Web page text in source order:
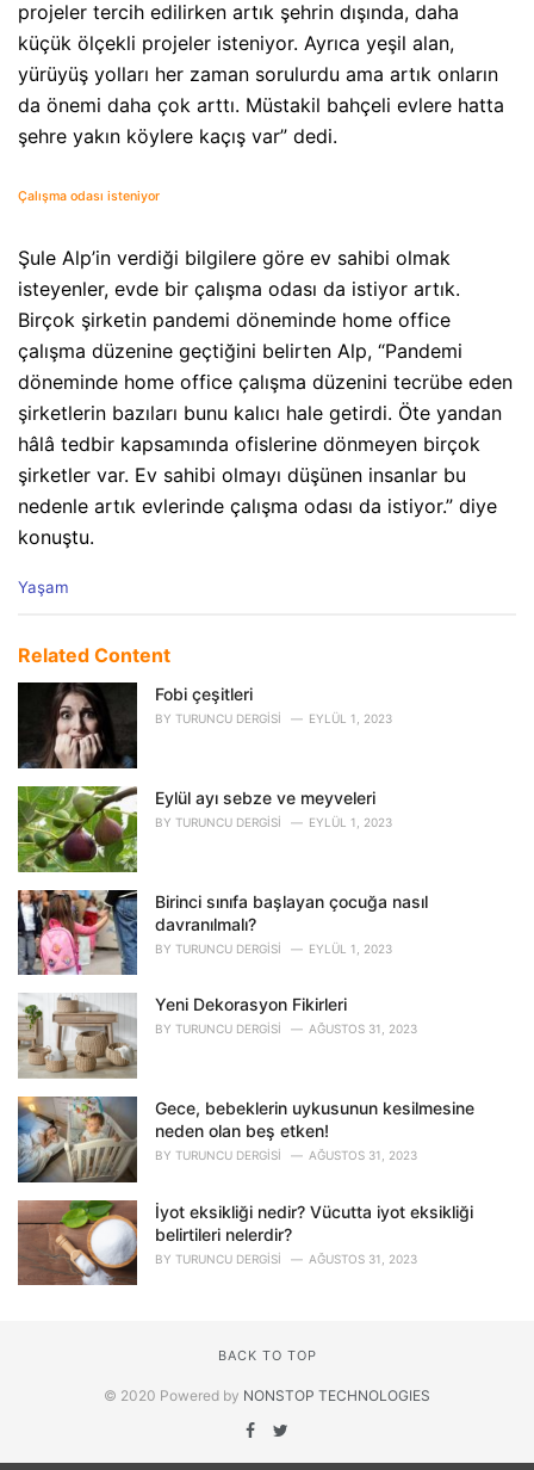
projeler tercih edilirken artık şehrin dışında, daha
küçük ölçekli projeler isteniyor. Ayrıca yeşil alan,
yürüyüş yolları her zaman sorulurdu ama artık onların
da önemi daha çok arttı. Müstakil bahçeli evlere hatta
şehre yakın köylere kaçış var” dedi.
Çalışma odası isteniyor
Şule Alp’in verdiği bilgilere göre ev sahibi olmak
isteyenler, evde bir çalışma odası da istiyor artık.
Birçok şirketin pandemi döneminde home office
çalışma düzenine geçtiğini belirten Alp, “Pandemi
döneminde home office çalışma düzenini tecrübe eden
şirketlerin bazıları bunu kalıcı hale getirdi. Öte yandan
hâlâ tedbir kapsamında ofislerine dönmeyen birçok
şirketler var. Ev sahibi olmayı düşünen insanlar bu
nedenle artık evlerinde çalışma odası da istiyor.” diye
konuştu.
C
e
e
:
Yaşam
Related Content
Fobi çeşitleri
BY TURUNCU DERGISI EYLÜL 1, 2023
Eylül ayı sebze ve meyveleri
BY TURUNCU DERGISI EYLÜL 1, 2023
Birinci sınıfa başlayan çocuğa nasıl
davranılmalı?
BY TURUNCU DERGISI EYLÜL 1, 2023
Yeni Dekorasyon Fikirleri
BY TURUNCU DERGISI AĞUSTOS 31, 2023
Gece, bebeklerin uykusunun kesilmesine
neden olan beş etken!
BY TURUNCU DERGISI AĞUSTOS 31, 2023
İyot eksikliği nedir? Vücutta iyot eksikliği
belirtileri nelerdir?
BY TURUNCU DERGISI AĞUSTOS 31, 2023
BACK TO TOP
© 2020 Powered by NONSTOP TECHNOLOGIES